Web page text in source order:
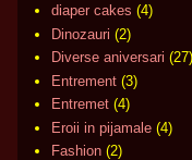
diaper cakes (4)
Dinozauri (2)
Diverse aniversari (27)
Entrement (3)
Entremet (4)
Eroii in pijamale (4)
Fashion (2)